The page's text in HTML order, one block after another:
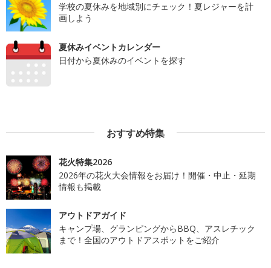
学校の夏休みを地域別にチェック！夏レジャーを計
画しよう
夏休みイベントカレンダー
日付から夏休みのイベントを探す
おすすめ特集
花火特集2026
2026年の花火大会情報をお届け！開催・中止・延期
情報も掲載
アウトドアガイド
キャンプ場、グランピングからBBQ、アスレチック
まで！全国のアウトドアスポットをご紹介